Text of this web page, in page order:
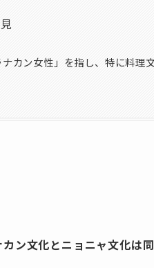
カン女性」を指し、特に料理
カン文化とニョニャ文化は同